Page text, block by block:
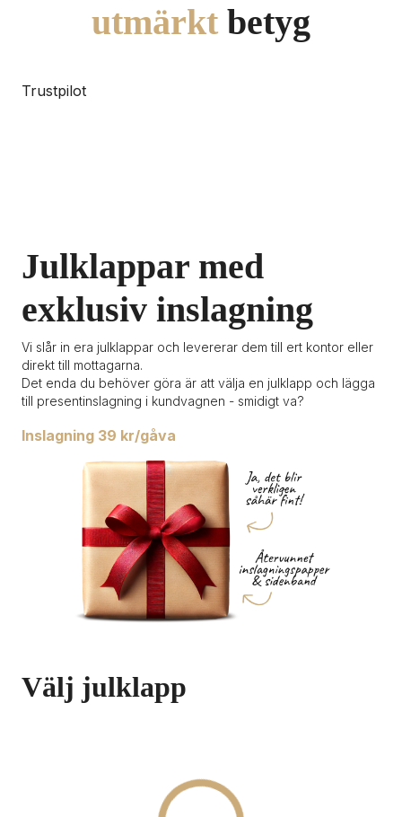
utmärkt betyg
Trustpilot
Julklappar med
exklusiv inslagning
Vi slår in era julklappar och levererar dem till ert kontor eller
direkt till mottagarna.
Det enda du behöver göra är att välja en julklapp och lägga
till presentinslagning i kundvagnen - smidigt va?
Inslagning 39 kr/gåva
Välj julklapp